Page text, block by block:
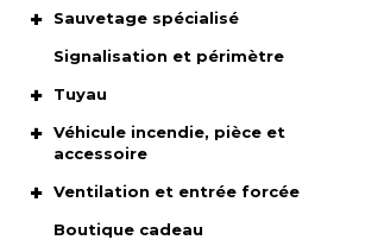
Sauvetage spécialisé
Signalisation et périmètre
Tuyau
Véhicule incendie, pièce et
accessoire
Ventilation et entrée forcée
Boutique cadeau